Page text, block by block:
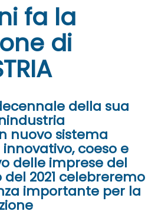
fa la
di
della sua
nuovo sistema
coeso e
delle imprese del
del 2021 celebreremo
importante per la